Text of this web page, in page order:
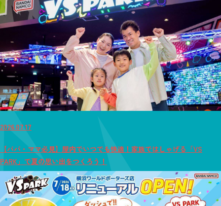
2026.07.17
【パパ・ママ必見】屋内でいつでも快適！家族ではしゃげる「VS
PARK」で夏の思い出をつくろう！